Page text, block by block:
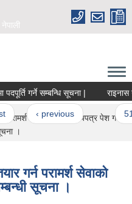
नेपाली
पदपूर्ति गर्ने सम्बन्धि सूचना | राइनास
‹ previous … 51
परामर्श सेवाको लागि आशयपत्र पेश गर्ने
।
गर्न परामर्श सेवाको
सूचना ।